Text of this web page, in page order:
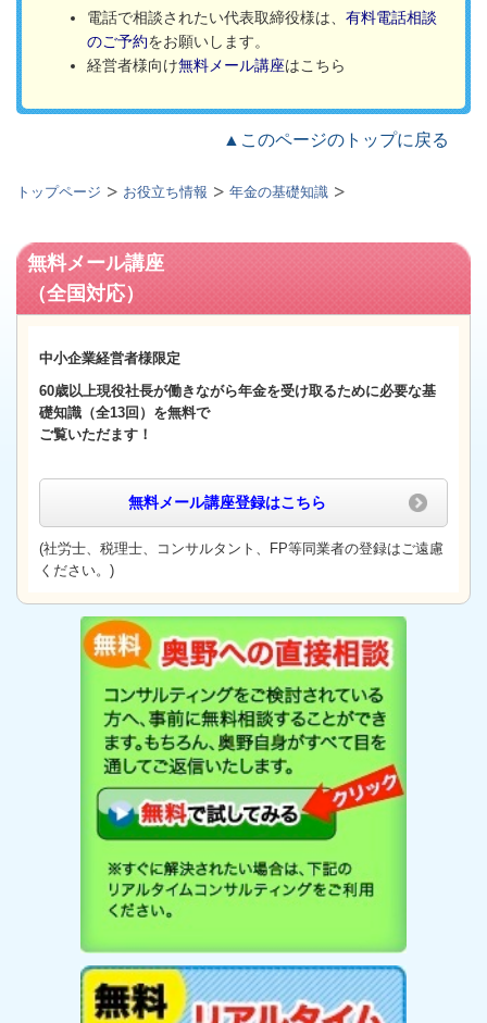
電話で相談されたい代表取締役様は、 有料電話相談
のご予約をお願いします。
経営者様向け無料メール講座はこちら
▲このページのトップに戻る
トップページ お役立ち情報 年金の基礎知識
無料メール講座
（全国対応）
中小企業経営者様限定
60歳以上現役社長が働きながら年金を受け取るために必要な基
礎知識（全13回） を無料で
ご覧いただます！
無料メール講座登録はこちら
(社労士、税理士、コンサルタント、FP等同業者の登録はご遠慮
ください。)